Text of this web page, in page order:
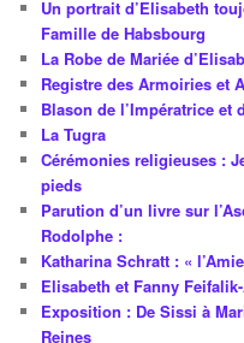
Un portrait d’Elisabeth
Famille de Habsbourg
La Robe de Mariée
Registre des Armoiries et
Blason de l’Impératrice et
La Tugra
Cérémonies religieuses :
pieds
Parution d’un livre sur
Rodolphe :
Katharina Schratt : «
Elisabeth et Fanny
Exposition : De Sissi à
Reines